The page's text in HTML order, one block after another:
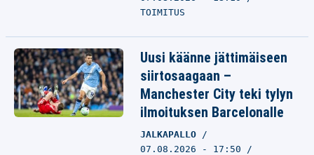
TOIMITUS
Uusi käänne jättimäiseen
siirtosaagaan –
Manchester City teki tylyn
ilmoituksen Barcelonalle
JALKAPALLO
07.08.2026 - 17:50